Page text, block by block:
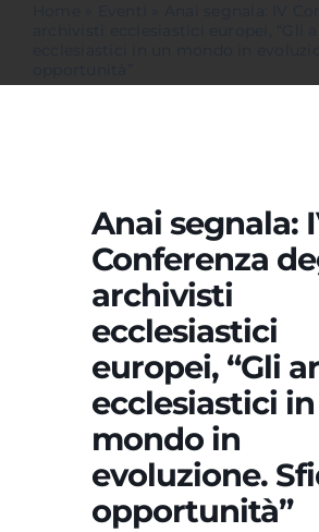
Professione
Attività editoriale
Anai segnala:
Conferenza
archivisti
ecclesiastici
europei, “Gli
ecclesiastici
mondo in
evoluzione.
opportunità”